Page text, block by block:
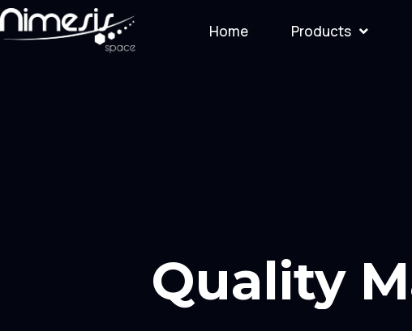
Home Products
Quality